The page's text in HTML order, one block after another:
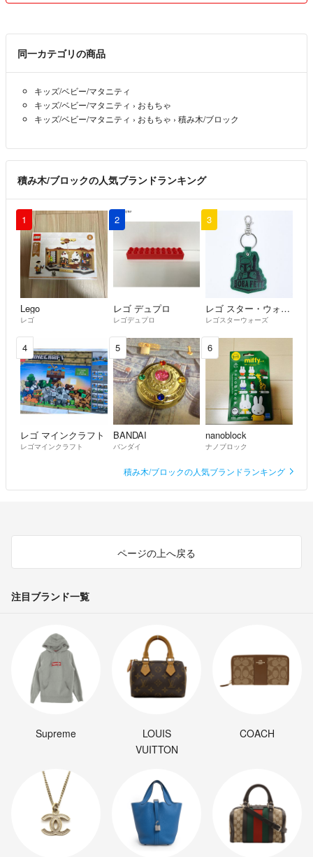
う、可能な限り即日発送させていただきます。
〇非喫煙者
宜しくお願い致します。
同一カテゴリの商品
キッズ/ベビー/マタニティ
キッズ/ベビー/マタニティ › おもちゃ
キッズ/ベビー/マタニティ › おもちゃ › 積み木/ブロック
積み木/ブロックの人気ブランドランキング
1
Lego
レゴ
2
レゴ デュプロ
レゴデュプロ
3
レゴ スター・ウォーズ
レゴスターウォーズ
4
レゴ マインクラフト
レゴマインクラフト
5
BANDAI
バンダイ
6
nanoblock
ナノブロック
積み木/ブロックの人気ブランドランキング
ページの上へ戻る
注目ブランド一覧
Supreme
LOUIS
VUITTON
COACH